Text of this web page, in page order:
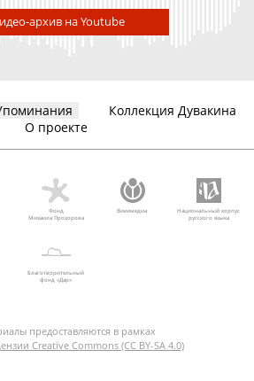
архив на Youtube
Коллекция Дувакина
О проекте
Фонд
Михаила Прохорова
Викимедиа
Национальный корпус
русского языка
Благотворительный
фонд «Дар»
предоставляются в рамках
Creative Commons (CC BY-SA 4.0)